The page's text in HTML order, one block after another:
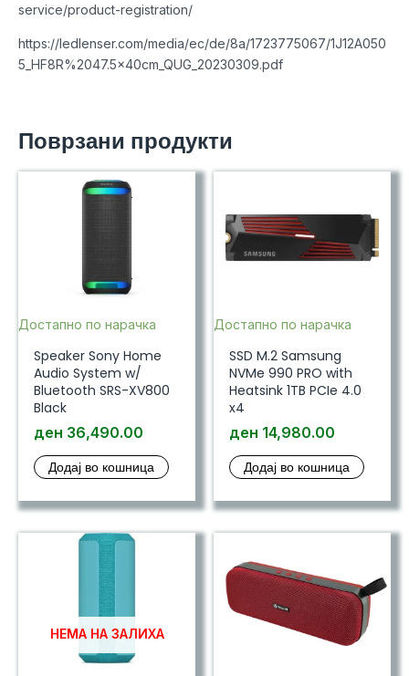
service/product-registration/
https://ledlenser.com/media/ec/de/8a/1723775067/1J12A050
5_HF8R%2047.5x40cm_QUG_20230309.pdf
Поврзани продукти
Достапно по нарачка
Speaker Sony Home
Audio System w/
Bluetooth SRS-XV800
Black
ден 36,490.00
Додај во кошница
Достапно по нарачка
SSD M.2 Samsung
NVMe 990 PRO with
Heatsink 1TB PCIe 4.0
x4
ден 14,980.00
Додај во кошница
НЕМА НА ЗАЛИХА